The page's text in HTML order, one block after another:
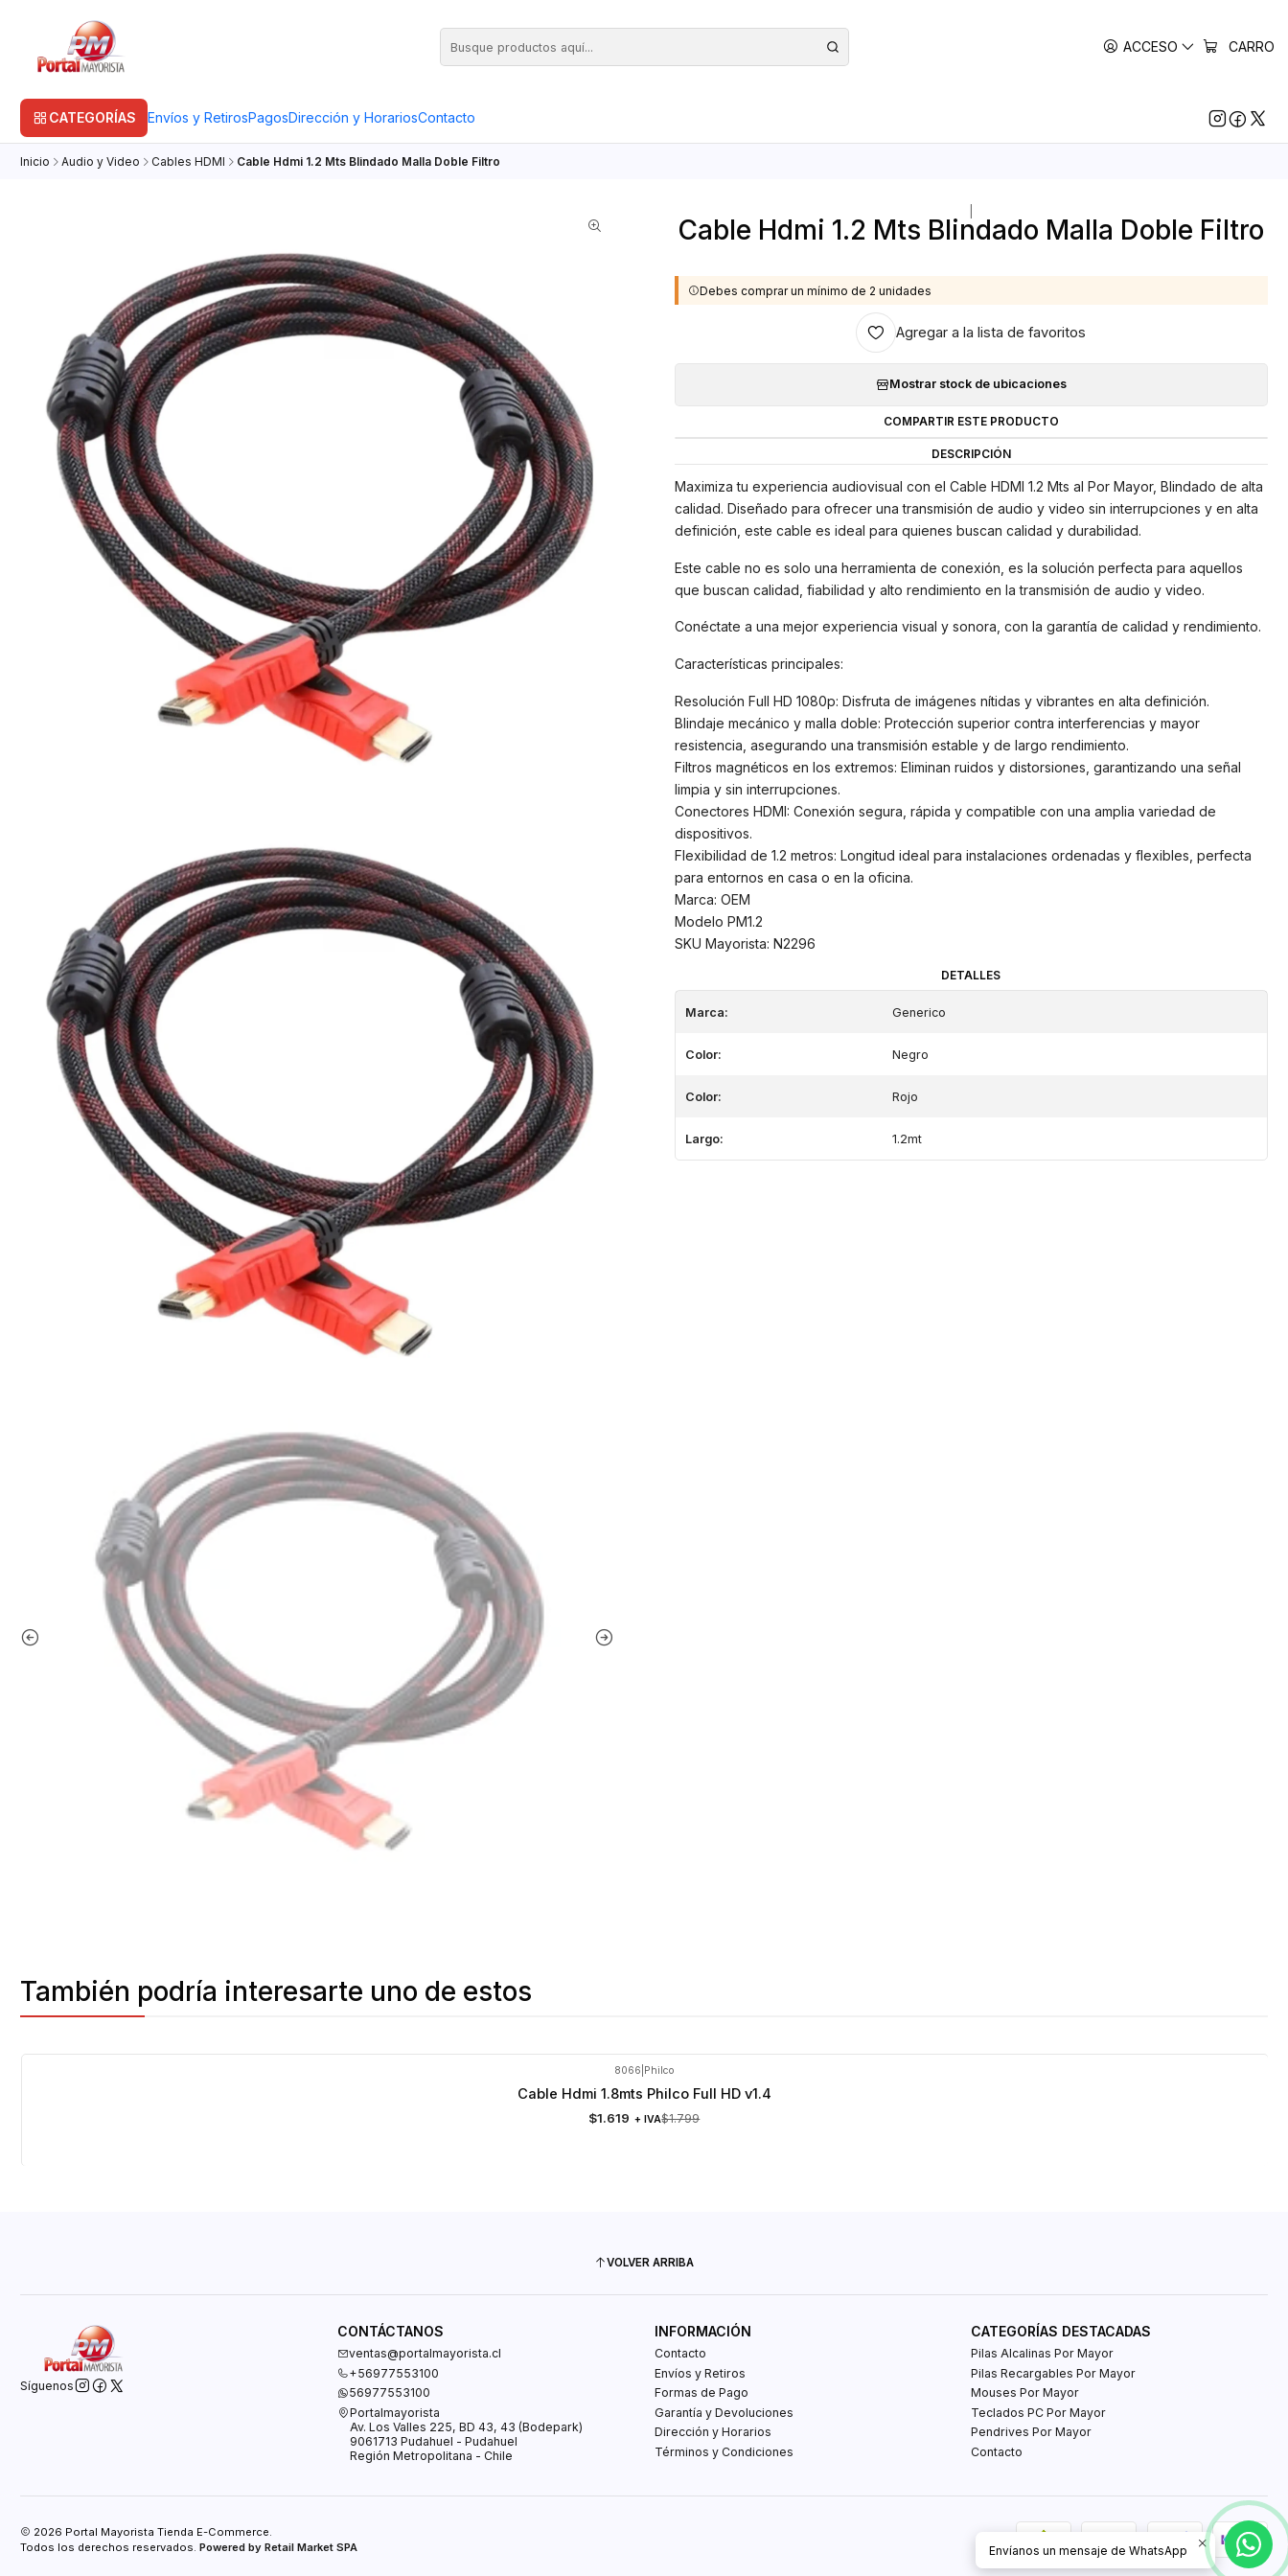
ACCESO CARRO
CATEGORÍAS Envíos y RetirosPagosDirección y HorariosContacto
Inicio Audio y Video Cables HDMI Cable Hdmi 1.2 Mts Blindado Malla Doble Filtro
Cable Hdmi 1.2 Mts Blindado Malla Doble Filtro
Debes comprar un mínimo de 2 unidades
Agregar a la lista de favoritos
Mostrar stock de ubicaciones
COMPARTIR ESTE PRODUCTO
DESCRIPCIÓN
Maximiza tu experiencia audiovisual con el Cable HDMI 1.2 Mts al Por Mayor, Blindado de alta
calidad. Diseñado para ofrecer una transmisión de audio y video sin interrupciones y en alta
definición, este cable es ideal para quienes buscan calidad y durabilidad.
Este cable no es solo una herramienta de conexión, es la solución perfecta para aquellos
que buscan calidad, fiabilidad y alto rendimiento en la transmisión de audio y video.
Conéctate a una mejor experiencia visual y sonora, con la garantía de calidad y rendimiento.
Características principales:
Resolución Full HD 1080p: Disfruta de imágenes nítidas y vibrantes en alta definición.
Blindaje mecánico y malla doble: Protección superior contra interferencias y mayor
resistencia, asegurando una transmisión estable y de largo rendimiento.
Filtros magnéticos en los extremos: Eliminan ruidos y distorsiones, garantizando una señal
limpia y sin interrupciones.
Conectores HDMI: Conexión segura, rápida y compatible con una amplia variedad de
dispositivos.
Flexibilidad de 1.2 metros: Longitud ideal para instalaciones ordenadas y flexibles, perfecta
para entornos en casa o en la oficina.
Marca: OEM
Modelo PM1.2
SKU Mayorista: N2296
DETALLES
Marca: Generico
Color: Negro
Color: Rojo
Largo: 1.2mt
También podría interesarte uno de estos
8066 Philco
Cable Hdmi 1.8mts Philco Full HD v1.4
$1.619 + IVA$1.799
VOLVER ARRIBA
Síguenos
CONTÁCTANOS
ventas@portalmayorista.cl
+56977553100
56977553100
Portalmayorista
Av. Los Valles 225, BD 43, 43 (Bodepark)
9061713 Pudahuel - Pudahuel
Región Metropolitana - Chile
INFORMACIÓN
Contacto
Envíos y Retiros
Formas de Pago
Garantía y Devoluciones
Dirección y Horarios
Términos y Condiciones
CATEGORÍAS DESTACADAS
Pilas Alcalinas Por Mayor
Pilas Recargables Por Mayor
Mouses Por Mayor
Teclados PC Por Mayor
Pendrives Por Mayor
Contacto
2026 Portal Mayorista Tienda E-Commerce.
Todos los derechos reservados. Powered by Retail Market SPA Envíanos un mensaje de WhatsApp